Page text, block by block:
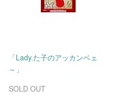
「Lady.た子のアッカンベェ
～」
SOLD OUT